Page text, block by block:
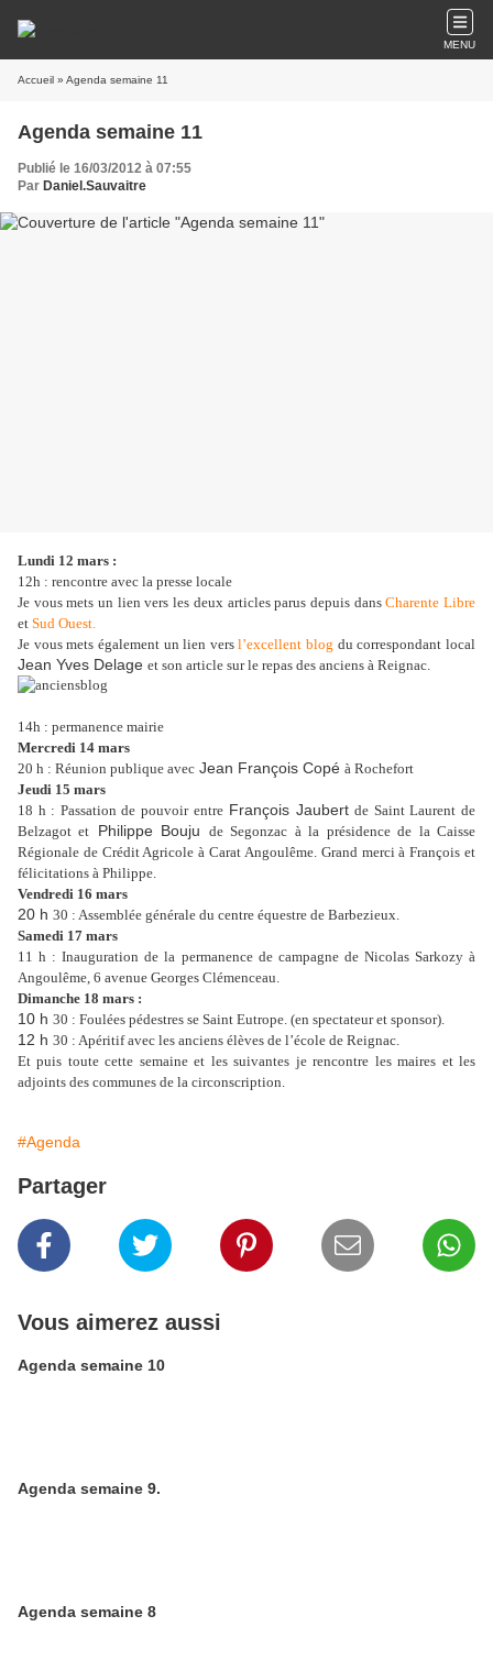
MENU
Accueil » Agenda semaine 11
Agenda semaine 11
Publié le 16/03/2012 à 07:55
Par Daniel.Sauvaitre
Lundi 12 mars :
12h : rencontre avec la presse locale
Je vous mets un lien vers les deux articles parus depuis dansCharente Libre
et Sud Ouest.
Je vous mets également un lien versl’excellent blog du correspondant local
Jean Yves Delage et son article sur le repas des anciens à Reignac.
14h : permanence mairie
Mercredi 14 mars
20 h : Réunion publique avec Jean François Copé à Rochefort
Jeudi 15 mars
18 h : Passation de pouvoir entreFrançois Jaubertde Saint Laurent de
Belzagot et Philippe Bouju de Segonzac à la présidence de la Caisse
Régionale de Crédit Agricole à Carat Angoulême. Grand merci à François et
félicitations à Philippe.
Vendredi 16 mars
20 h 30 : Assemblée générale du centre équestre de Barbezieux.
Samedi 17 mars
11 h : Inauguration de la permanence de campagne de Nicolas Sarkozy à
Angoulême, 6 avenue Georges Clémenceau.
Dimanche 18 mars :
10 h 30 : Foulées pédestres se Saint Eutrope. (en spectateur et sponsor).
12 h 30 : Apéritif avec les anciens élèves de l’école de Reignac.
Et puis toute cette semaine et les suivantes je rencontre les maires et les
adjoints des communes de la circonscription.
#Agenda
Partager
Vous aimerez aussi
Agenda semaine 10
Agenda semaine 9.
Agenda semaine 8